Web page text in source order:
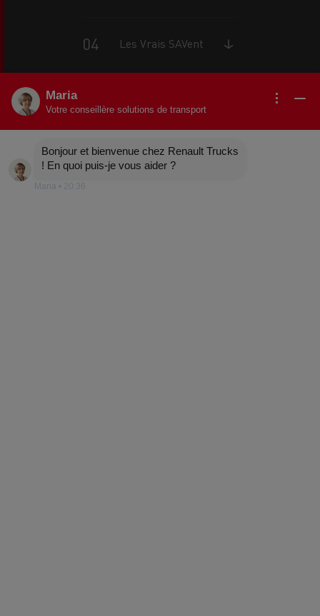
Les Vrais SAVent
E-Tech
Maria
Votre conseillère solutions de transport
Bonjour et bienvenue chez Renault Trucks
! En quoi puis-je vous aider ?
Maria • 20:36